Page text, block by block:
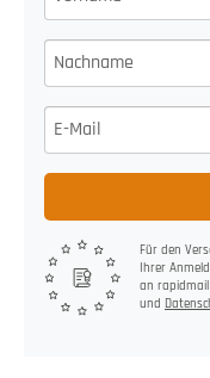
Für den
Ihrer
an
und